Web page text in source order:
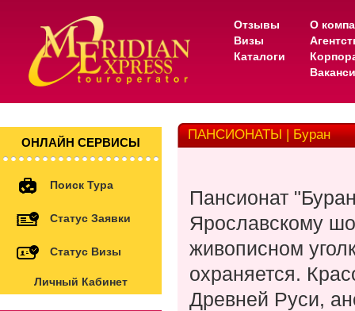
Отзывы
Визы
Каталоги
О
ОНЛАЙН СЕРВИСЫ
Поиск Тура
Статус Заявки
Статус Визы
Личный Кабинет
ПАНСИОНАТЫ | Буран
Пансионат
Ярославскому
живописном
охраняется.
Древней Руси,